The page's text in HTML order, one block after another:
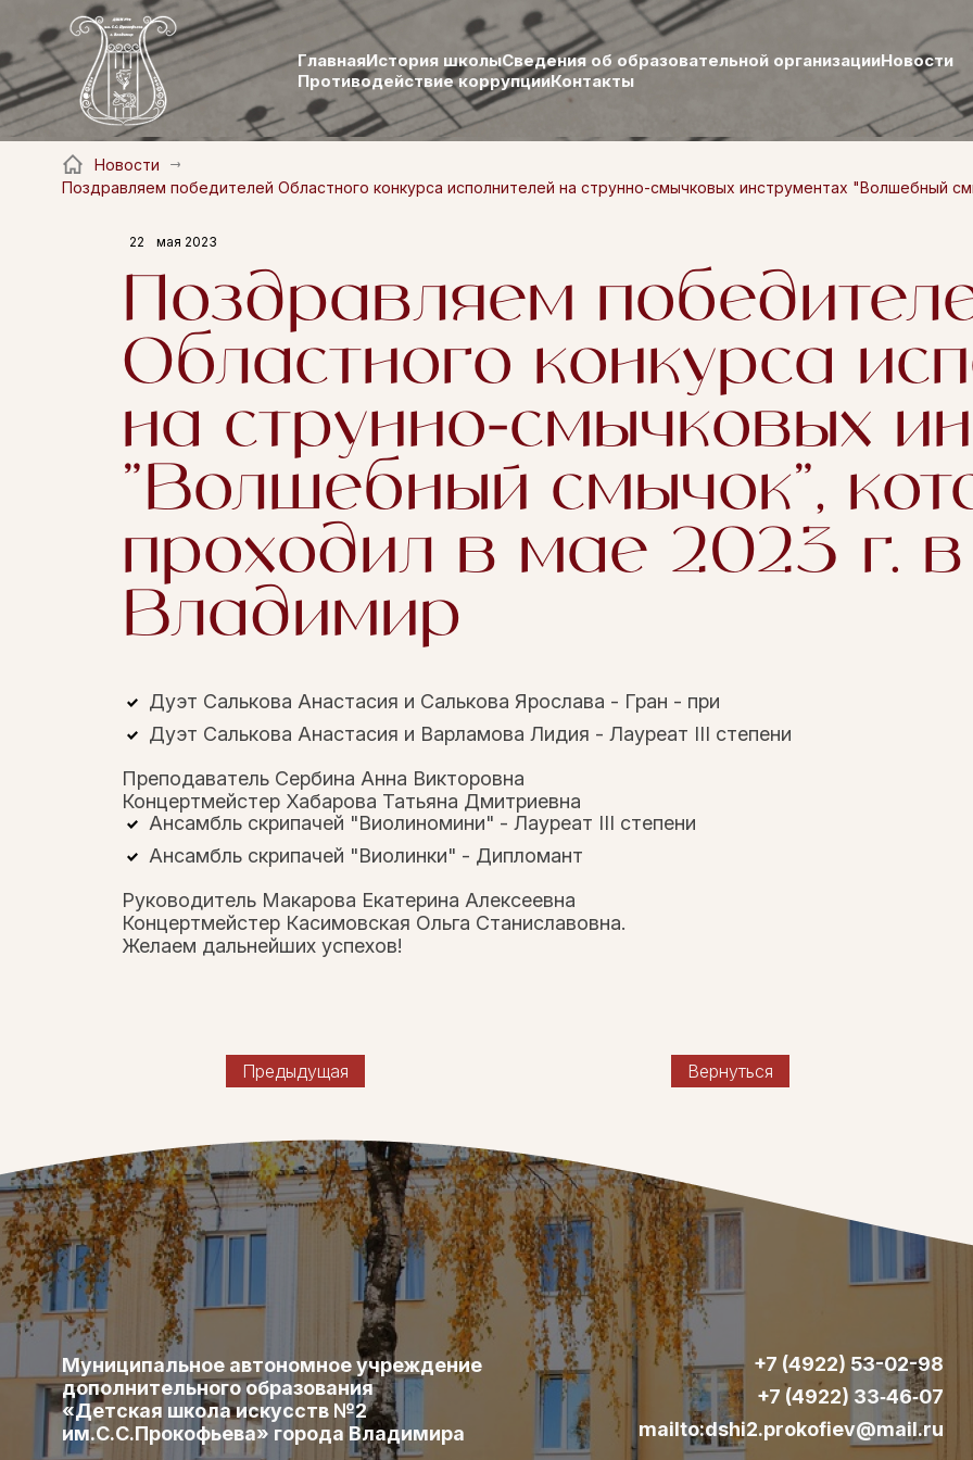
ГлавнаяИстория школыСведения об образовательной организацииНовости
Противодействие коррупцииКонтакты
Новости
Поздравляем победителей Областного конкурса исполнителей на струнно-смычковых инструментах "Волшебный
22 мая 2023
Поздравляем
Областного конкурса
на струнно-смычковых
"Волшебный смычок",
проходил в мае 2023 г. в
Владимир
Дуэт Салькова Анастасия и Салькова Ярослава - Гран - при
Дуэт Салькова Анастасия и Варламова Лидия - Лауреат III степени
Преподаватель Сербина Анна Викторовна
Концертмейстер Хабарова Татьяна Дмитриевна
Ансамбль скрипачей "Виолиномини" - Лауреат III степени
Ансамбль скрипачей "Виолинки" - Дипломант
Руководитель Макарова Екатерина Алексеевна
Концертмейстер Касимовская Ольга Станиславовна.
Желаем дальнейших успехов!
Предыдущая Вернуться
Муниципальное автономное учреждение
дополнительного образования
«Детская школа искусств №2
им.С.С.Прокофьева» города Владимира
+7 (4922) 53-02-98
+7 (4922) 33‑46‑07
mailto:dshi2.prokofiev@mail.ru